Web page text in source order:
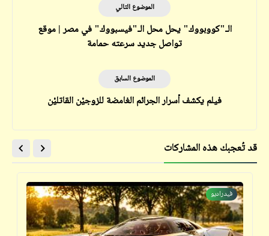
الموضوع التالي
الـ"كووبووك" يحل محل الـ"فيسبووك" في مصر | موقع
تواصل جديد سرعته حمامة
الموضوع السابق
فيلم يكشف أسرار الجرائم الغامضة للزوجيْن القاتليْن
قد تُعجبك هذه المشاركات
فيدراديو